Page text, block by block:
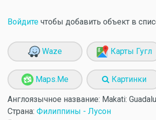
Войдите чтобы добавить объект в
Waze Карты Гугл
Maps.Me Картинки
Англоязычное название: Makati:
Страна: Филиппины - Лусон